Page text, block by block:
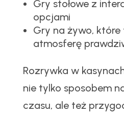
Gry stołowe z
opcjami
Gry na żywo,
atmosferę
Rozrywka w
nie tylko sposobem
czasu, ale też